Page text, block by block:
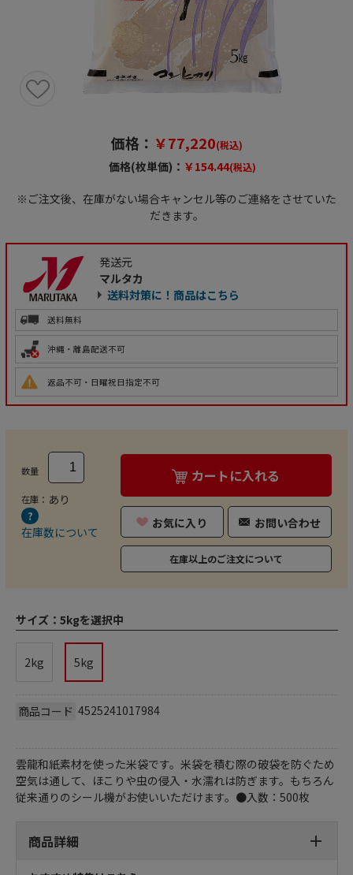
価格： ￥77,220(税込)
価格(枚単価)： ￥154.44(税込)
※ご注文後、在庫がない場合キャンセル等のご連絡をさせていた
だきます。
発送元
マルタカ
送料対策に！商品はこちら
送料無料
沖縄・離島配送不可
返品不可・日曜祝日指定不可
数量
在庫： あり
在庫数について
カートに入れる
お気に入り お問い合わせ
在庫以上のご注文について
サイズ： 5kgを選択中
2kg 5kg
商品コード 4525241017984
雲龍和紙素材を使った米袋です。米袋を積む際の破袋を防ぐため
空気は通して、ほこりや虫の侵入・水濡れは防ぎます。もちろん
従来通りのシール機がお使いいただけます。●入数：500枚
商品詳細